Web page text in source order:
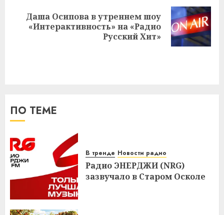
Следующая
Даша Осипова в утреннем шоу
«Интерактивность» на «Радио
Русский Хит»
ПО ТЕМЕ
В тренде Новости радио
Радио ЭНЕРДЖИ (NRG)
зазвучало в Старом Осколе